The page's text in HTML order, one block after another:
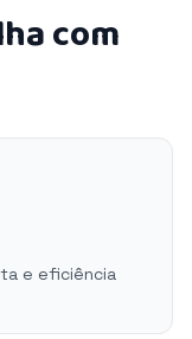
com
e eficiência